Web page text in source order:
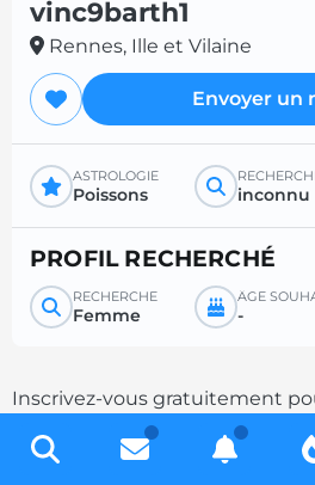
vinc9barth1
Rennes, Ille et Vilaine
Envoyer un
ASTROLOGIE
Poissons inconnu
PROFIL RECHERCHÉ
RECHERCHE
Femme
ÂGE
-
Inscrivez-vous gratuitement
milliers de profils et multipliez
contacts en complétant votre